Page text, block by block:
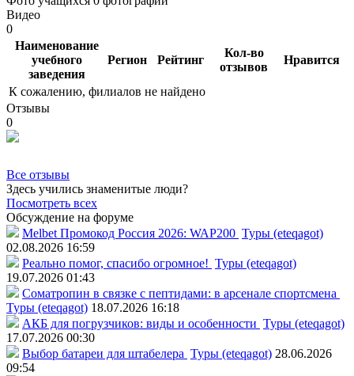
Видео
0
Наименование
учебного
заведения
Регион Рейтинг
Кол-во
отзывов
Нравится
К сожалению, филиалов не найдено
Отзывы
0
Все отзывы
Здесь учились знаменитые люди?
Посмотреть всех
Обсуждение на форуме
Melbet Промокод Россия 2026: WAP200 Туры (eteqagot)
02.08.2026 16:59
Реально помог, спасибо огромное! Туры (eteqagot)
19.07.2026 01:43
Соматропин в связке с пептидами: в арсенале спортсмена
Туры (eteqagot) 18.07.2026 16:18
АКБ для погрузчиков: виды и особенности Туры (eteqagot)
17.07.2026 00:30
Выбор батареи для штабелера Туры (eteqagot) 28.06.2026
09:54